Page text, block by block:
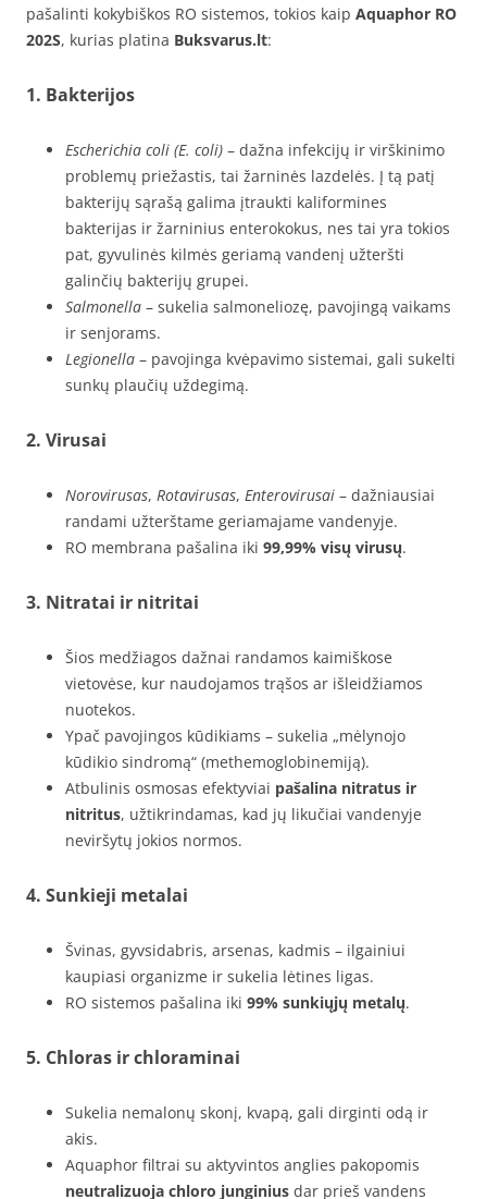
pašalinti kokybiškos RO sistemos, tokios kaip Aquaphor RO
202S, kurias platina Buksvarus.lt:
1. Bakterijos
Escherichia coli (E. coli) – dažna infekcijų ir virškinimo
problemų priežastis, tai žarninės lazdelės. Į tą patį
bakterijų sąrašą galima įtraukti kaliformines
bakterijas ir žarninius enterokokus, nes tai yra tokios
pat, gyvulinės kilmės geriamą vandenį užteršti
galinčių bakterijų grupei.
Salmonella – sukelia salmoneliozę, pavojingą vaikams
ir senjorams.
Legionella – pavojinga kvėpavimo sistemai, gali sukelti
sunkų plaučių uždegimą.
2. Virusai
Norovirusas, Rotavirusas, Enterovirusai – dažniausiai
randami užterštame geriamajame vandenyje.
RO membrana pašalina iki 99,99% visų virusų.
3. Nitratai ir nitritai
Šios medžiagos dažnai randamos kaimiškose
vietovėse, kur naudojamos trąšos ar išleidžiamos
nuotekos.
Ypač pavojingos kūdikiams – sukelia „mėlynojo
kūdikio sindromą“ (methemoglobinemiją).
Atbulinis osmosas efektyviai pašalina nitratus ir
nitritus, užtikrindamas, kad jų likučiai vandenyje
neviršytų jokios normos.
4. Sunkieji metalai
Švinas, gyvsidabris, arsenas, kadmis – ilgainiui
kaupiasi organizme ir sukelia lėtines ligas.
RO sistemos pašalina iki 99% sunkiųjų metalų.
5. Chloras ir chloraminai
Sukelia nemalonų skonį, kvapą, gali dirginti odą ir
akis.
Aquaphor filtrai su aktyvintos anglies pakopomis
neutralizuoja chloro junginius dar prieš vandens